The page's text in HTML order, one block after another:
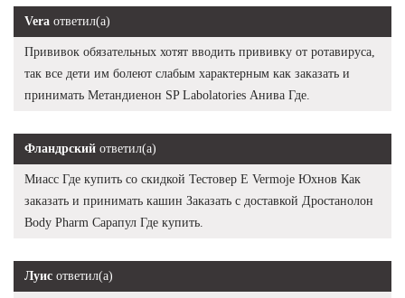
Vera ответил(а)
Прививок обязательных хотят вводить прививку от ротавируса,
так все дети им болеют слабым характерным как заказать и
принимать Метандиенон SP Labolatories Анива Где.
Фландрский ответил(а)
Миасс Где купить со скидкой Тестовер Е Vermoje Юхнов Как
заказать и принимать кашин Заказать с доставкой Дростанолон
Body Pharm Сарапул Где купить.
Луис ответил(а)